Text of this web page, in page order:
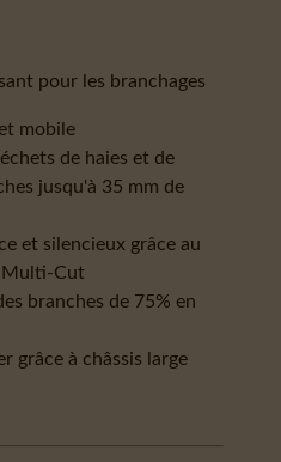
pour les branchages
mobile
de haies et de
jusqu'à 35 mm de
et silencieux grâce au
Multi-Cut
branches de 75% en
grâce à châssis large